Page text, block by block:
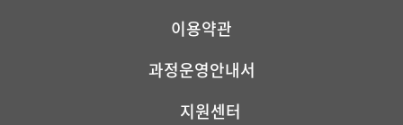
이용약관
과정운영안내서
지원센터